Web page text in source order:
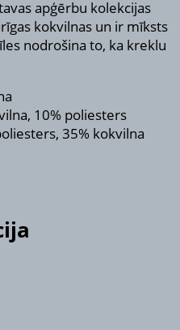
apģērbu kolekcijas
kokvilnas un ir mīksts
nodrošina to, ka kreklu
10% poliesters
35% kokvilna